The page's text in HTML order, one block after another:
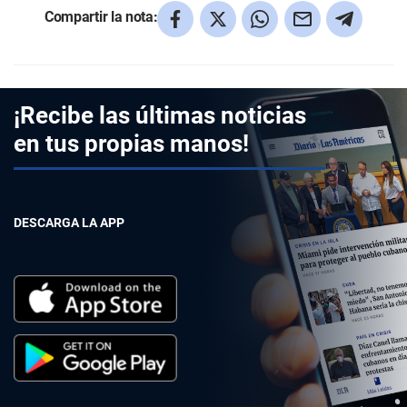
Compartir la nota:
¡Recibe las últimas noticias
en tus propias manos!
DESCARGA LA APP